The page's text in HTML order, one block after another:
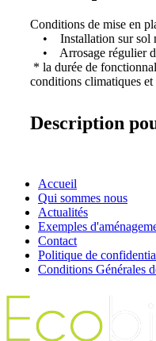
Conditions de mise en
• Installation sur sol
• Arrosage régulier
* la durée de
conditions climatiques
Description
Accueil
Qui sommes nous
Actualités
Exemples
Contact
Politique de
Conditions Générales